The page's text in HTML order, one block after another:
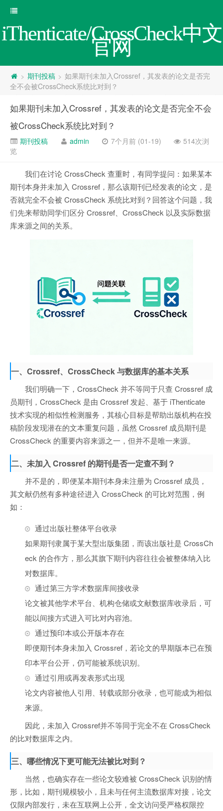
iThenticate/CrossCheck中文
官网
> 期刊投稿 > 如果期刊未加入Crossref，其发表的论文是否完
全不会被CrossCheck系统比对到？
如果期刊未加入Crossref，其发表的论文是否完全不会
被CrossCheck系统比对到？
期刊投稿 admin 7个月前 (01-19)
514次浏
览
我们在讨论 CrossCheck 查重时，有同学提问：如果某本
期刊本身并未加入 Crossref，那么该期刊已经发表的论文，是
否就完全不会被 CrossCheck 系统比对到？回答这个问题，我
们先来帮助同学们区分 Crossref、CrossCheck 以及实际数据
库来源之间的关系。
一、Crossref、CrossCheck 与数据库的基本关系
我们明确一下，CrossCheck 并不等同于只查 Crossref 成
员期刊，CrossCheck 是由 Crossref 发起、基于 iThenticate
技术实现的相似性检测服务，其核心目标是帮助出版机构在投
稿阶段发现潜在的文本重复问题，虽然 Crossref 成员期刊是
CrossCheck 的重要内容来源之一，但并不是唯一来源。
二、未加入 Crossref 的期刊是否一定查不到？
并不是的，即便某本期刊本身未注册为 Crossref 成员，
其文献仍然有多种途径进入 CrossCheck 的可比对范围，例
如：
通过出版社整体平台收录
如果期刊隶属于某大型出版集团，而该出版社是 CrossCh
eck 的合作方，那么其旗下期刊内容往往会被整体纳入比
对数据库。
通过第三方学术数据库间接收录
论文被其他学术平台、机构仓储或文献数据库收录后，可
能以间接方式进入可比对内容池。
通过预印本或公开版本存在
即便期刊本身未加入 Crossref，若论文的早期版本已在预
印本平台公开，仍可能被系统识别。
通过引用或再发表形式出现
论文内容被他人引用、转载或部分收录，也可能成为相似
来源。
因此，未加入 Crossref并不等同于完全不在 CrossCheck
的比对数据库之内。
三、哪些情况下更可能无法被比对到？
当然，也确实存在一些论文较难被 CrossCheck 识别的情
形，比如，期刊规模较小，且未与任何主流数据库对接，论文
仅限内部发行，未在互联网上公开，全文访问受严格权限控